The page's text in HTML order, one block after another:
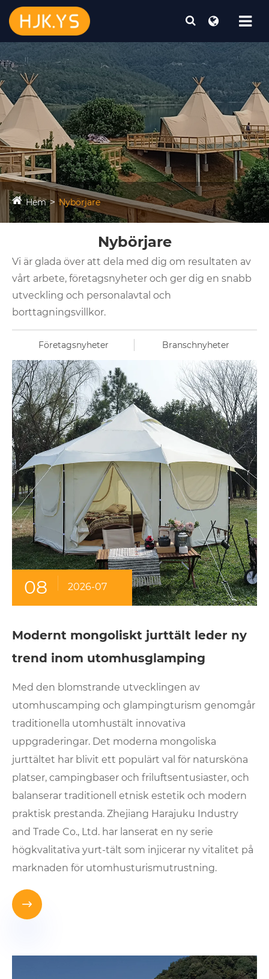
Hem Nybörjare
Nybörjare
Vi är glada över att dela med dig om resultaten av
vårt arbete, företagsnyheter och ger dig en snabb
utveckling och personalavtal och
borttagningsvillkor.
Företagsnyheter Branschnyheter
08 2026-07
Modernt mongoliskt jurttält leder ny
trend inom utomhusglamping
Med den blomstrande utvecklingen av
utomhuscamping och glampingturism genomgår
traditionella utomhustält innovativa
uppgraderingar. Det moderna mongoliska
jurttältet har blivit ett populärt val för natursköna
platser, campingbaser och friluftsentusiaster, och
balanserar traditionell etnisk estetik och modern
praktisk prestanda. Zhejiang Harajuku Industry
and Trade Co., Ltd. har lanserat en ny serie
högkvalitativa yurt-tält som injicerar ny vitalitet på
marknaden för utomhusturismutrustning.
